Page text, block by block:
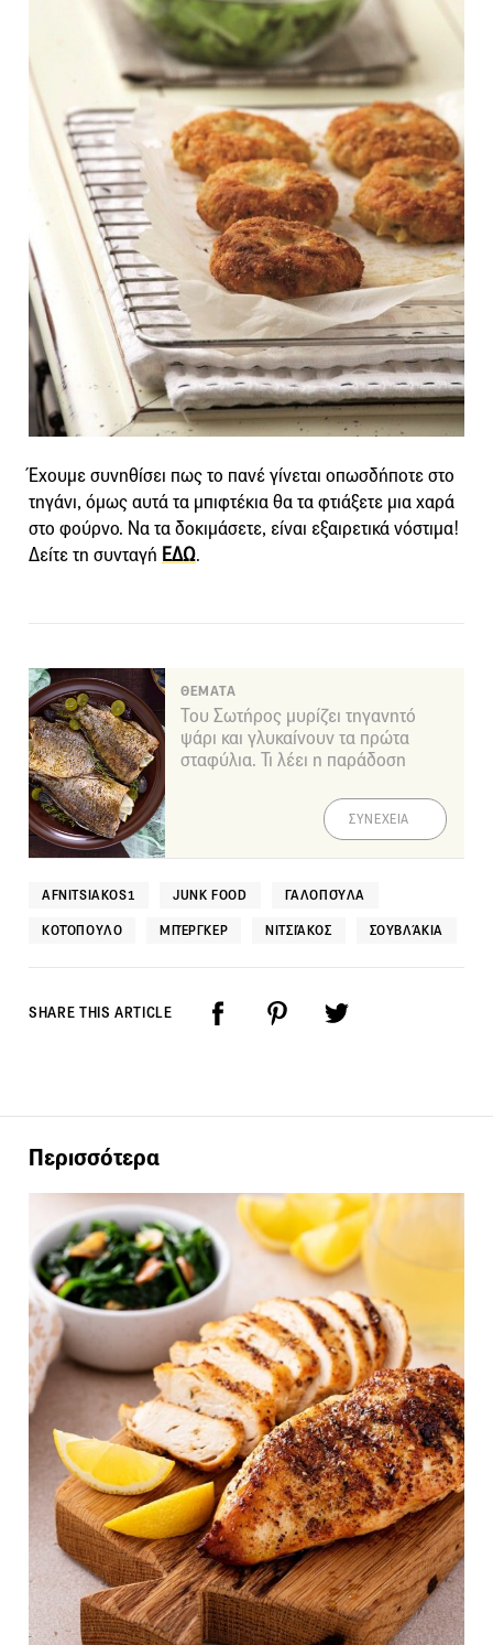
Έχουμε συνηθίσει πως το πανέ γίνεται οπωσδήποτε στο
τηγάνι, όμως αυτά τα μπιφτέκια θα τα φτιάξετε μια χαρά
στο φούρνο. Να τα δοκιμάσετε, είναι εξαιρετικά νόστιμα!
Δείτε τη συνταγή ΕΔΩ.
ΘΕΜΑΤΑ
Του Σωτήρος μυρίζει τηγανητό
ψάρι και γλυκαίνουν τα πρώτα
σταφύλια. Τι λέει η παράδοση
ΣΥΝΕΧΕΙΑ
AFNITSIAKOS1 JUNK FOOD ΓΑΛΟΠΟΎΛΑ
ΚΟΤΌΠΟΥΛΟ ΜΠΈΡΓΚΕΡ ΝΙΤΣΙΆΚΟΣ ΣΟΥΒΛΆΚΙΑ
SHARE THIS ARTICLE
Περισσότερα